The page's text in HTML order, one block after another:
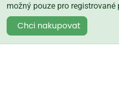
možný pouze pro registrované
Chci nakupovat